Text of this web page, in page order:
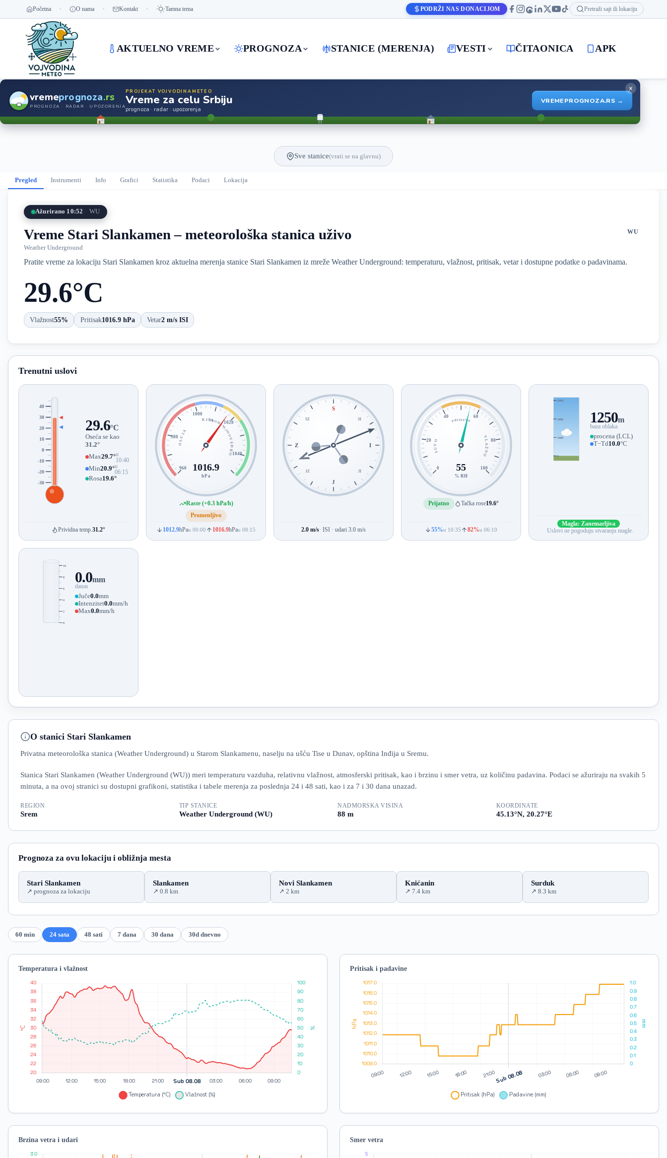
Početna O nama Kontakt Tamna tema PODRŽI NAS DONACIJOM Pretraži sajt ili lokaciju
AKTUELNO VREME PROGNOZA STANICE (MERENJA) VESTI ČITAONICA APK
vremeprognoza.rs
PROGNOZA · RADAR · UPOZORENJA
PROJEKAT VOJVODINAMETEO
Vreme za celu Srbiju
prognoza · radar · upozorenja
VREMEPROGNOZA.RS →
×
Sve stanice(vrati se na glavnu)
Pregled Instrumenti Info Grafici Statistika Podaci Lokacija
Ažurirano 10:52 WU
Vreme Stari Slankamen – meteorološka stanica uživo
Weather Underground
WU
Pratite vreme za lokaciju Stari Slankamen kroz aktuelna merenja stanice Stari Slankamen iz mreže Weather Underground: temperaturu, vlažnost, pritisak, vetar i dostupne podatke o padavinama.
29.6°C
Vlažnost55% Pritisak1016.9 hPa Vetar2 m/s ISI
Trenutni uslovi
-30
-20
-10
0
10
20
30
40
29.6°C
Oseća se kao
31.2°
Max29.7°u
10:40
Min20.9°u
06:15
Rosa19.6°
Prividna temp.31.2°
960
980
1000
1020
1040
OLUJA
KIŠAPROMENLJIVO
VEDRO
1016.9
hPa
Raste (+0.3 hPa/h)
Promenljivo
1012.9hPau 00:00 1016.9hPau 08:15
S
I
J
Z
SI
JI
JZ
SZ
2.0 m/s· ISI · udari 3.0 m/s
0
20
40 60
80
100
SUVO
PRIJATNO
VLAŽNO
55
% RH
Prijatno Tačka rose19.6°
55%u 10:35 82%u 06:10
0
1000
2000
3000
1250m
baza oblaka
procena (LCL)
T−Td10.0°C
Magla: Zanemarljiva
Uslovi ne pogoduju stvaranju magle.
0
2
4
6
8
10
0.0mm
danas
Juče0.0mm
Intenzitet0.0mm/h
Max0.0mm/h
O stanici Stari Slankamen
Privatna meteorološka stanica (Weather Underground) u Starom Slankamenu, naselju na ušću Tise u Dunav, opština Inđija u Sremu.
Stanica Stari Slankamen (Weather Underground (WU)) meri temperaturu vazduha, relativnu vlažnost, atmosferski pritisak, kao i brzinu i smer vetra, uz količinu padavina. Podaci se ažuriraju na svakih 5
minuta, a na ovoj stranici su dostupni grafikoni, statistika i tabele merenja za poslednja 24 i 48 sati, kao i za 7 i 30 dana unazad.
REGION
Srem
TIP STANICE
Weather Underground (WU)
NADMORSKA VISINA
88 m
KOORDINATE
45.13°N, 20.27°E
Prognoza za ovu lokaciju i obližnja mesta
Stari Slankamen
prognoza za lokaciju
Slankamen
0.8 km
Novi Slankamen
2 km
Knićanin
7.4 km
Surduk
8.3 km
60 min 24 sata 48 sati 7 dana 30 dana 30d dnevno
Temperatura i vlažnost Pritisak i padavine
Brzina vetra i udari Smer vetra